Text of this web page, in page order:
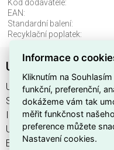
Kód dodavatele:
EAN:
Standardní balení:
Recyklační poplatek:
UNIVERSAL PL D30
UNIVERSAL PL D30
Svítidla, Svítidla, světelné
Ideal Lux, EAN
UNIVERSAL PL D30
EMAS UNIVERSAL PL D30
Informace o
Kliknutím na
funkční, preferenční,
dokážeme vám tak
měřit funkčnost
preference můžete
Nastavení cookies.